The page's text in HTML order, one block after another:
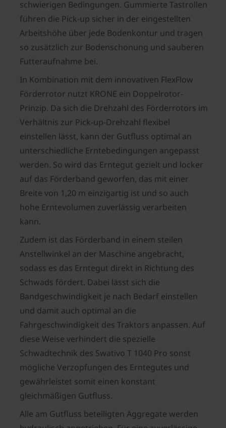
schwierigen Bedingungen. Gummierte Tastrollen
führen die Pick-up sicher in der eingestellten
Arbeitshöhe über jede Bodenkontur und tragen
so zusätzlich zur Bodenschonung und sauberen
Futteraufnahme bei.
In Kombination mit dem innovativen FlexFlow
Förderrotor nutzt KRONE ein Doppelrotor-
Prinzip. Da sich die Drehzahl des Förderrotors im
Verhältnis zur Pick‑up‑Drehzahl flexibel
einstellen lässt, kann der Gutfluss optimal an
unterschiedliche Erntebedingungen angepasst
werden. So wird das Erntegut gezielt und locker
auf das Förderband geworfen, das mit einer
Breite von 1,20 m einzigartig ist und so auch
hohe Erntevolumen zuverlässig verarbeiten
kann.
Zudem ist das Förderband in einem steilen
Anstellwinkel an der Maschine angebracht,
sodass es das Erntegut direkt in Richtung des
Schwads fördert. Dabei lässt sich die
Bandgeschwindigkeit je nach Bedarf einstellen
und damit auch optimal an die
Fahrgeschwindigkeit des Traktors anpassen. Auf
diese Weise verhindert die spezielle
Schwadtechnik des Swativo T 1040 Pro sonst
mögliche Verzopfungen des Erntegutes und
gewährleistet somit einen konstant
gleichmäßigen Gutfluss.
Alle am Gutfluss beteiligten Aggregate werden